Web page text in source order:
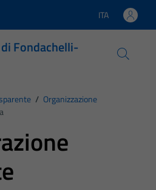
Lingua attiva:
ITA
Fondachelli-
/ Organizzazione